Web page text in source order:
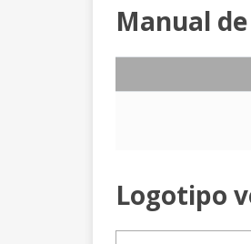
Manual
Logotipo